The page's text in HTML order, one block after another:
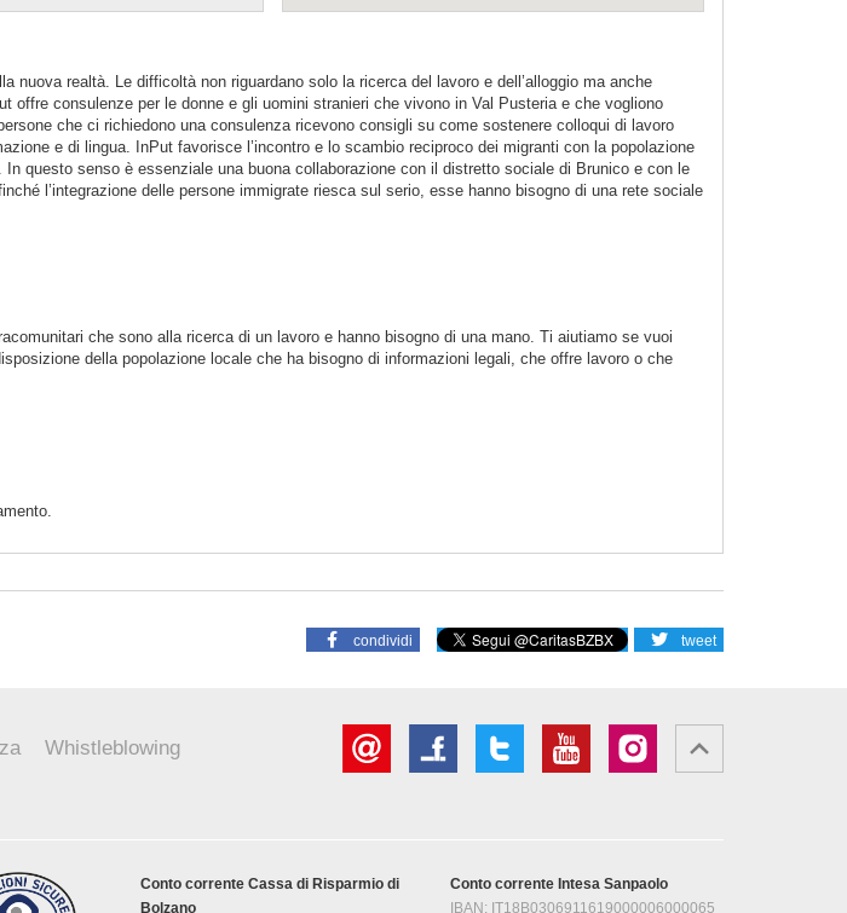
nuova realtà. Le difficoltà non riguardano solo la ricerca del lavoro e dell’alloggio ma anche
offre consulenze per le donne e gli uomini stranieri che vivono in Val Pusteria e che vogliono
che ci richiedono una consulenza ricevono consigli su come sostenere colloqui di lavoro
e di lingua. InPut favorisce l’incontro e lo scambio reciproco dei migranti con la popolazione
questo senso è essenziale una buona collaborazione con il distretto sociale di Brunico e con le
l’integrazione delle persone immigrate riesca sul serio, esse hanno bisogno di una rete sociale
che sono alla ricerca di un lavoro e hanno bisogno di una mano. Ti aiutiamo se vuoi
della popolazione locale che ha bisogno di informazioni legali, che offre lavoro o che
condividi tweet
Whistleblowing
Conto corrente Cassa di Risparmio di
Bolzano
Conto corrente Intesa Sanpaolo
IBAN: IT18B0306911619000006000065